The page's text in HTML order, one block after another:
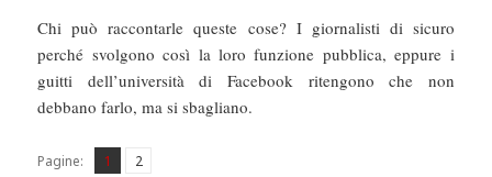
Chi può raccontarle queste cose? I giornalisti di sicuro
perché svolgono così la loro funzione pubblica, eppure i
guitti dell’università di Facebook ritengono che non
debbano farlo, ma si sbagliano.
Pagine: Pagina
1 ,
Pagina
2